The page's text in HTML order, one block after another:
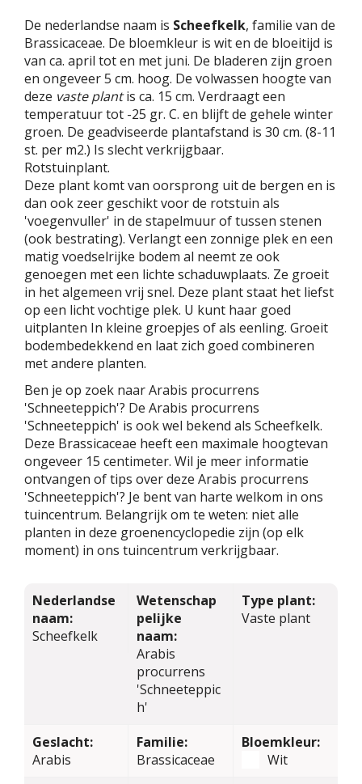
De nederlandse naam is Scheefkelk, familie van de
Brassicaceae. De bloemkleur is wit en de bloeitijd is
van ca. april tot en met juni. De bladeren zijn groen
en ongeveer 5 cm. hoog. De volwassen hoogte van
deze vaste plantis ca. 15 cm. Verdraagt een
temperatuur tot -25 gr. C. en blijft de gehele winter
groen. De geadviseerde plantafstand is 30 cm. (8-11
st. per m2.) Is slecht verkrijgbaar.
Rotstuinplant.
Deze plant komt van oorsprong uit de bergen en is
dan ook zeer geschikt voor de rotstuin als
'voegenvuller' in de stapelmuur of tussen stenen
(ook bestrating). Verlangt een zonnige plek en een
matig voedselrijke bodem al neemt ze ook
genoegen met een lichte schaduwplaats. Ze groeit
in het algemeen vrij snel. Deze plant staat het liefst
op een licht vochtige plek. U kunt haar goed
uitplanten In kleine groepjes of als eenling. Groeit
bodembedekkend en laat zich goed combineren
met andere planten.
Ben je op zoek naar Arabis procurrens
'Schneeteppich'? De Arabis procurrens
'Schneeteppich' is ook wel bekend als Scheefkelk.
Deze Brassicaceae heeft een maximale hoogtevan
ongeveer 15 centimeter. Wil je meer informatie
ontvangen of tips over deze Arabis procurrens
'Schneeteppich'? Je bent van harte welkom in ons
tuincentrum. Belangrijk om te weten: niet alle
planten in deze groenencyclopedie zijn (op elk
moment) in ons tuincentrum verkrijgbaar.
Nederlandse
naam:
Scheefkelk
Wetenschap
pelijke
naam:
Arabis
procurrens
'Schneeteppic
h'
Type plant:
Vaste plant
Geslacht:
Arabis
Familie:
Brassicaceae
Bloemkleur:
Wit